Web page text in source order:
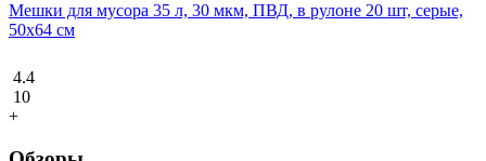
Мешки для мусора 35 л, 30 мкм, ПВД, в рулоне 20 шт, серые,
50х64 см
4.4
10
+